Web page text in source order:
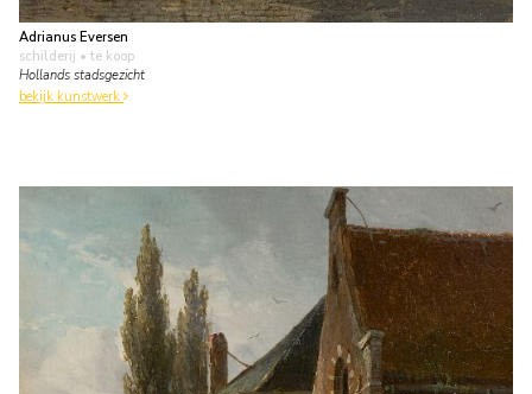
Adrianus Eversen
schilderij • te koop
Hollands stadsgezicht
bekijk kunstwerk